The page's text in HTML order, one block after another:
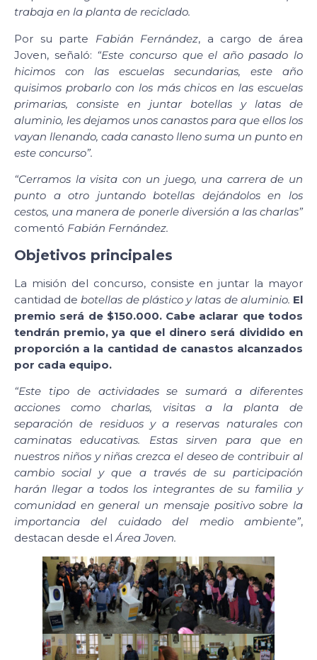
trabaja en la planta de reciclado.
Por su parte Fabián Fernández, a cargo de área
Joven, señaló: “Este concurso que el año pasado lo
hicimos con las escuelas secundarias, este año
quisimos probarlo con los más chicos en las escuelas
primarias, consiste en juntar botellas y latas de
aluminio, les dejamos unos canastos para que ellos los
vayan llenando, cada canasto lleno suma un punto en
este concurso”.
“Cerramos la visita con un juego, una carrera de un
punto a otro juntando botellas dejándolos en los
cestos, una manera de ponerle diversión a las charlas”
comentó Fabián Fernández.
Objetivos principales
La misión del concurso, consiste en juntar la mayor
cantidad de botellas de plástico y latas de aluminio. El
premio será de $150.000. Cabe aclarar que todos
tendrán premio, ya que el dinero será dividido en
proporción a la cantidad de canastos alcanzados
por cada equipo.
“Este tipo de actividades se sumará a diferentes
acciones como charlas, visitas a la planta de
separación de residuos y a reservas naturales con
caminatas educativas. Estas sirven para que en
nuestros niños y niñas crezca el deseo de contribuir al
cambio social y que a través de su participación
harán llegar a todos los integrantes de su familia y
comunidad en general un mensaje positivo sobre la
importancia del cuidado del medio ambiente”,
destacan desde elÁrea Joven.